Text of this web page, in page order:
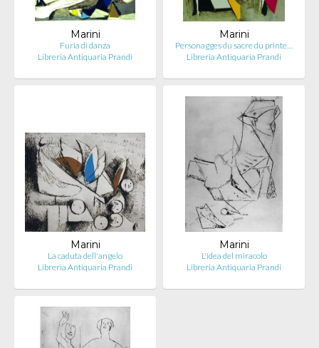
Marini
Furia di danza
Libreria Antiquaria Prandi
Marini
Personagges du sacre du printe…
Libreria Antiquaria Prandi
Marini
La caduta dell'angelo
Libreria Antiquaria Prandi
Marini
L'idea del miracolo
Libreria Antiquaria Prandi